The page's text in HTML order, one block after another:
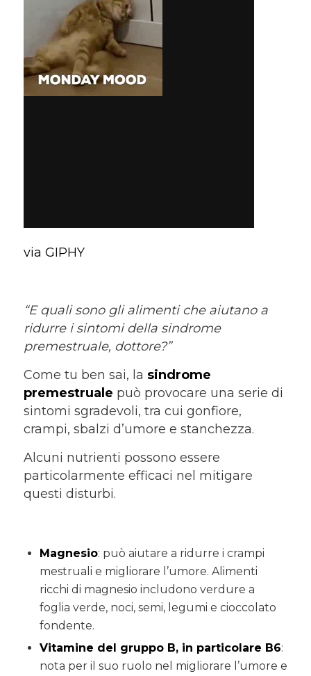
via GIPHY
“E quali sono gli alimenti che aiutano a
ridurre i sintomi della sindrome
premestruale, dottore?”
Come tu ben sai, la sindrome
premestruale può provocare una serie di
sintomi sgradevoli, tra cui gonfiore,
crampi, sbalzi d’umore e stanchezza.
Alcuni nutrienti possono essere
particolarmente efficaci nel mitigare
questi disturbi.
Magnesio: può aiutare a ridurre i crampi
mestruali e migliorare l’umore. Alimenti
ricchi di magnesio includono verdure a
foglia verde, noci, semi, legumi e cioccolato
fondente.
Vitamine del gruppo B, in particolare B6:
nota per il suo ruolo nel migliorare l’umore e